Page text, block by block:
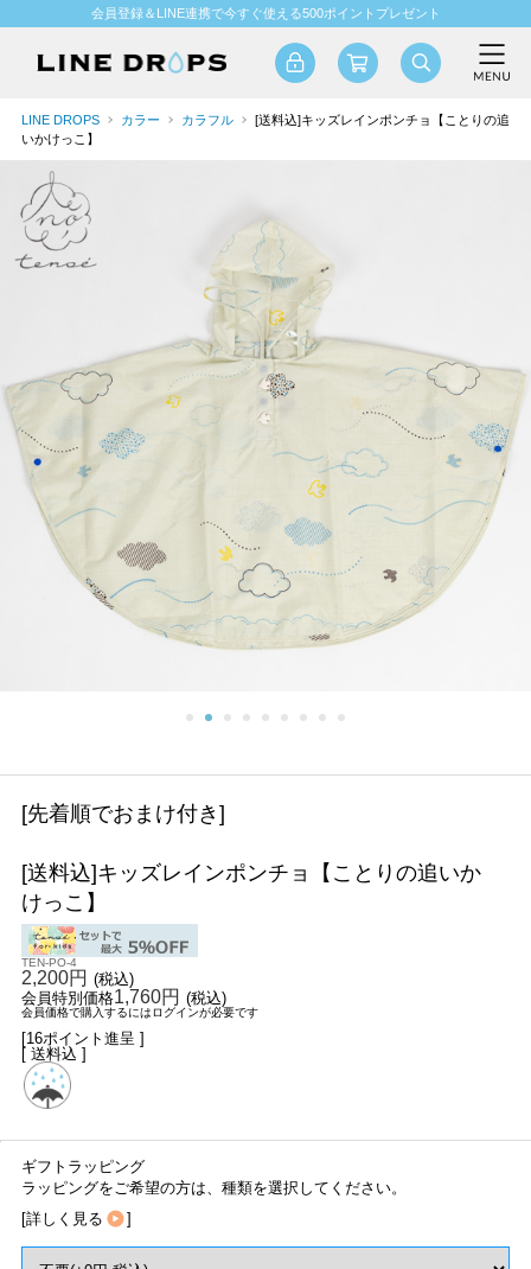
会員登録＆LINE連携で今すぐ使える500ポイントプレゼント
LINE DROPS カラー カラフル
[送料込]キッズレインポンチョ【ことりの追
いかけっこ】
[先着順でおまけ付き]
[送料込]キッズレインポンチョ【ことりの追いか
けっこ】
TEN-PO-4
2,200円 (税込)
会員特別価格1,760円 (税込)
会員価格で購入するにはログインが必要です
[16ポイント進呈 ]
[ 送料込 ]
ギフトラッピング
ラッピングをご希望の方は、種類を選択してください。
[詳しく見る ]